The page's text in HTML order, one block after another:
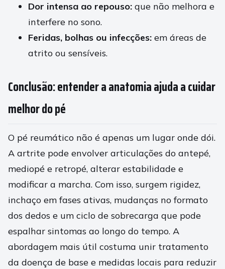
Dor intensa ao repouso: que não melhora e
interfere no sono.
Feridas, bolhas ou infecções: em áreas de
atrito ou sensíveis.
Conclusão: entender a anatomia ajuda a cuidar
melhor do pé
O pé reumático não é apenas um lugar onde dói.
A artrite pode envolver articulações do antepé,
mediopé e retropé, alterar estabilidade e
modificar a marcha. Com isso, surgem rigidez,
inchaço em fases ativas, mudanças no formato
dos dedos e um ciclo de sobrecarga que pode
espalhar sintomas ao longo do tempo. A
abordagem mais útil costuma unir tratamento
da doença de base e medidas locais para reduzir